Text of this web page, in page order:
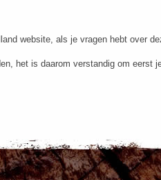
website, als je vragen hebt over
het is daarom verstandig om eerst